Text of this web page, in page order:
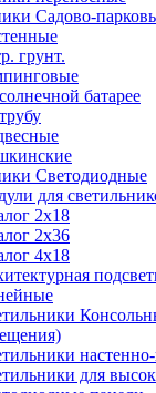
Садово-
грунт.
батарее
Светодиодные
для
2х18
2х36
4х18
для